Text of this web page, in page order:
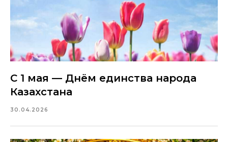
С 1 мая — Днём единства народа
Казахстана
30.04.2026